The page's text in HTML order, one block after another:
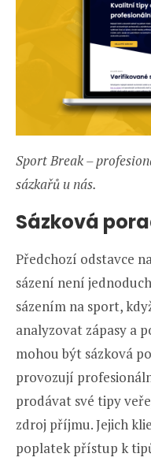
Sport Break –
sázkařů u nás.
Sázková
Předchozí odstavce
sázení není
sázením na sport,
analyzovat zápasy a
mohou být sázková
provozují
prodávat své tipy
zdroj příjmu. Jejich
poplatek přístup k